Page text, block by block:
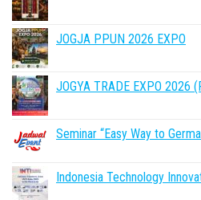
JOGJA PPUN 2026 EXPO
JOGYA TRADE EXPO 2026
Seminar “Easy Way to
Indonesia Technology